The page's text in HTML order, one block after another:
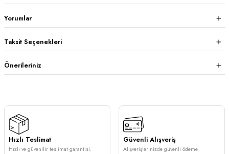
Yorumlar
Taksit Seçenekleri
Önerileriniz
Hızlı Teslimat
Hızlı ve güvenilir teslimat garantisi.
Güvenli Alışveriş
Alışverişlerinizde güvenli ödeme